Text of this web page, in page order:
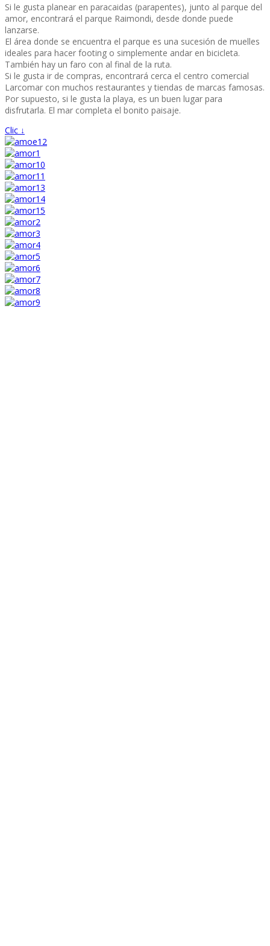
Si le gusta planear en paracaidas (parapentes), junto al parque del
amor, encontrará el parque Raimondi, desde donde puede
lanzarse.
El área donde se encuentra el parque es una sucesión de muelles
ideales para hacer footing o simplemente andar en bicicleta.
También hay un faro con al final de la ruta.
Si le gusta ir de compras, encontrará cerca el centro comercial
Larcomar con muchos restaurantes y tiendas de marcas famosas.
Por supuesto, si le gusta la playa, es un buen lugar para
disfrutarla. El mar completa el bonito paisaje.
Clic ↓